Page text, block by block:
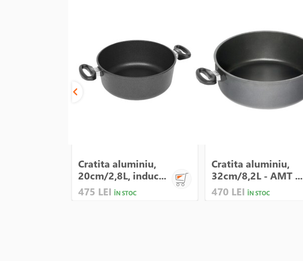
Cratita aluminiu,
20cm/2,8L, induc...
475 LEI ÎN STOC
Cratita aluminiu,
32cm/8,2L - AMT ...
470 LEI ÎN STOC